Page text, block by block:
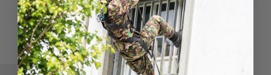
Schreibe
eine
Bewertung
Eine
Frage
stellen